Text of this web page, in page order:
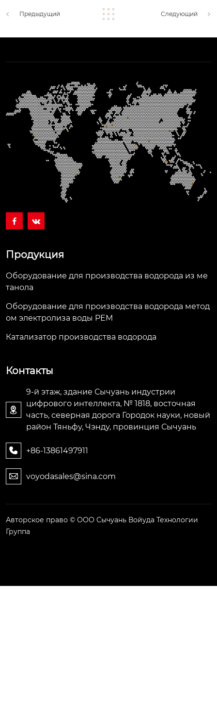
Предыдущий Следующий
 
Продукция
Оборудование для производства водорода из ме
танола
Оборудование для производства водорода метод
ом электролиза воды PEM
Катализатор производства водорода
Контакты

9-й этаж, здание Сычуань индустрии
цифрового интеллекта, № 1818, восточная
часть, северная дорога Городок науки, новый
район Тяньфу, Чэнду, провинция Сычуань
 +86-13861497911
 voyodasales@sina.com
Авторское право © ООО Сычуань Войуда Технологии
Группа